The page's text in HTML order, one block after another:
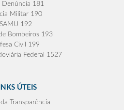
Denúncia 181
Militar 190
SAMU 192
Bombeiros 193
Civil 199
Federal 1527
ÚTEIS
Transparência